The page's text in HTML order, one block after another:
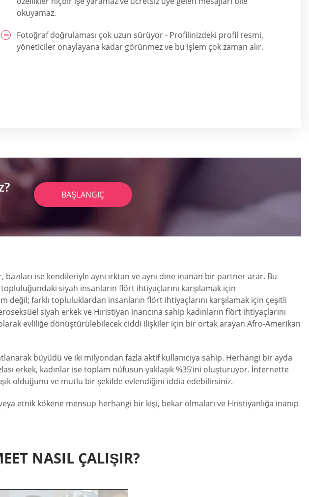
okuyamaz.
Fotoğraf doğrulaması çok uzun sürüyor - Profilinizdeki profil resmi,
yöneticiler onaylayana kadar görünmez ve bu işlem çok zaman alır.
BAŞLANGIÇ
ise kendileriyle aynı ırktan ve aynı dine inanan bir partner arar. Bu
siyah insanların flört ihtiyaçlarını karşılamak için
farklı topluluklardan insanların flört ihtiyaçlarını karşılamak için çeşitli
siyah erkek ve Hıristiyan inancına sahip kadınların flört ihtiyaçlarını
evliliğe dönüştürülebilecek ciddi ilişkiler için bir ortak arayan Afro-Amerikan
büyüdü ve iki milyondan fazla aktif kullanıcıya sahip. Herhangi bir ayda
erkek, kadınlar ise toplam nüfusun yaklaşık %35’ini oluşturuyor. İnternette
olduğunu ve mutlu bir şekilde evlendiğini iddia edebilirsiniz.
etnik kökene mensup herhangi bir kişi, bekar olmaları ve Hristiyanlığa inanıp
NASIL ÇALIŞIR?